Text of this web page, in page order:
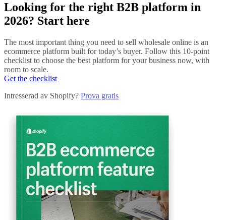
Looking for the right B2B platform in
2026? Start here
The most important thing you need to sell wholesale online is an
ecommerce platform built for today’s buyer. Follow this 10-point
checklist to choose the best platform for your business now, with
room to scale.
Get the checklist
Intresserad av Shopify? Prova gratis